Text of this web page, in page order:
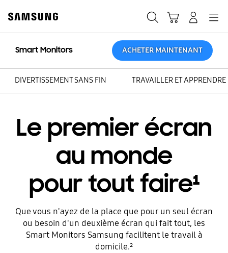
content
accessibility
help
Smart Monitors ACHETER MAINTENANT
DIVERTISSEMENT SANS FIN TRAVAILLER ET
Le premier écran
au monde
pour tout faire¹
Que vous n'ayez de la place que pour un seul écran
ou besoin d'un deuxième écran qui fait tout, les
Smart Monitors Samsung facilitent le travail à
domicile.²